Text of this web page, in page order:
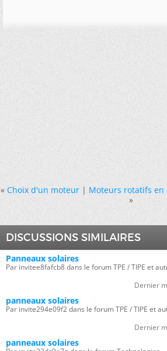
« Choix d'un moteur|Moteurs rotatifs en
»
DISCUSSIONS SIMILAIRES
Panneaux solaires
Par invitee8fafcb8 dans le forum TPE / TIPE et
Dernier
panneaux solaires
Par invite294e09f2 dans le forum TPE / TIPE et
Dernier
panneaux solaires